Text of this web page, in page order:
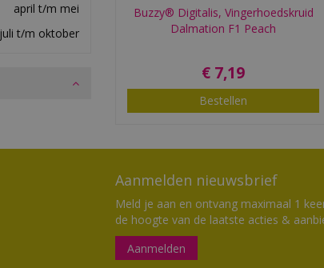
april t/m mei
juli t/m oktober
Buzzy® Digitalis, Vingerhoedskruid
Dalmation F1 Peach
€ 7,19
Bestellen
Aanmelden nieuwsbrief
Meld je aan en ontvang maximaal 1
de hoogte van de laatste acties &
Aanmelden